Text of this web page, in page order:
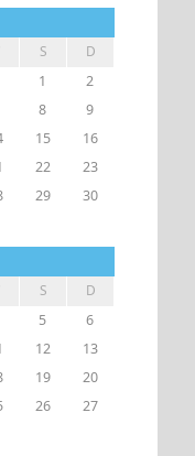
S
D
1
2
8
9
15
16
22
23
29
30
S
D
5
6
12
13
19
20
26
27